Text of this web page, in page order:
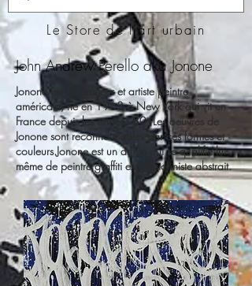
Le Store de l'art urbain
John Andrew Perello aka Jonone
Jonone est un graffeur et artiste peintre
américain, né en 1963 à New York qui vit en
France depuis les années 80. Les oeuvres de
Jonone sont reconnaissables par ces formes et
couleurs.Jonone est un artiste qui se qualifie lui-
même de peintre graffiti expressionniste abstrait.